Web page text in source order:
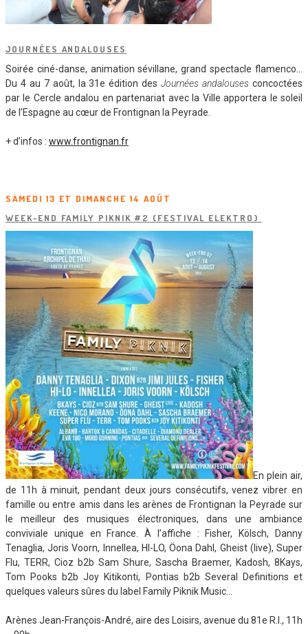
JOURNÉES ANDALOUSES
Soirée ciné-danse, animation sévillane, grand spectacle flamenco…
Du 4 au 7 août, la 31e édition desJournées andalouses concoctées
par le Cercle andalou en partenariat avec la Ville apportera le soleil
de l’Espagne au cœur de Frontignan la Peyrade.
+ d’infos : www.frontignan.fr
SAMEDI 13 ET DIMANCHE 14 AOÛT
WEEK-END FAMILY PIKNIK #2 (FESTIVAL ELEKTRO)
En plein air,
de 11h à minuit, pendant deux jours consécutifs, venez vibrer en
famille ou entre amis dans les arènes de Frontignan la Peyrade sur
le meilleur des musiques électroniques, dans une ambiance
conviviale unique en France. À l’affiche : Fisher, Kölsch, Danny
Tenaglia, Joris Voorn, Innellea, HI-LO, Öona Dahl, Gheist (live), Super
Flu, TERR, Cioz b2b Sam Shure, Sascha Braemer, Kadosh, 8Kays,
Tom Pooks b2b Joy Kitikonti, Pontias b2b Several Definitions et
quelques valeurs sûres du label Family Piknik Music…
Arènes Jean-François-André, aire des Loisirs, avenue du 81e R.I., 11h